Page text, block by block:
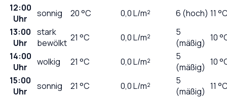
12:00
Uhr
sonnig 20°C 0,0L/m² 6 (hoch) 11
13:00
Uhr
stark
bewölkt 21 °C 0,0L/m²
5
(mäßig) 10
14:00
Uhr
wolkig 21 °C 0,0L/m²
5
(mäßig) 10
15:00
Uhr
sonnig 21 °C 0,0L/m²
5
(mäßig) 11